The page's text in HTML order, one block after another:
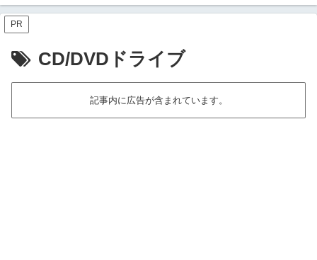
PR
CD/DVDドライブ
記事内に広告が含まれています。